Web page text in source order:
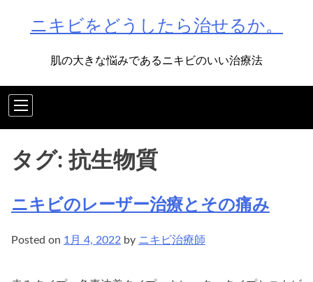
ニキビをどうしたら治せるか。
肌の大きな悩みであるニキビのいい治療法
タグ:抗生物質
ニキビのレーザー治療とその痛み
Posted on 1月 4, 2022 by ニキビ治療師